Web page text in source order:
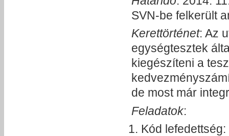
SVN-be felkerült
Kerettörténet: Az
egységtesztek
kiegészíteni a
de most már
Feladatok:
Kód